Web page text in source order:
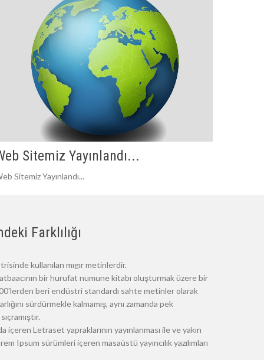
Sitemiz Yayınlandı...
Sitemiz Yayınlandı...
Farklılığı
kullanılan mıgır metinlerdir.
bir hurufat numune kitabı oluşturmak üzere bir
beri endüstri standardı sahte metinler olarak
sürdürmekle kalmamış, aynı zamanda pek
içeren Letraset yapraklarının yayınlanması ile ve yakın
Ipsum sürümleri içeren masaüstü yayıncılık yazılımları